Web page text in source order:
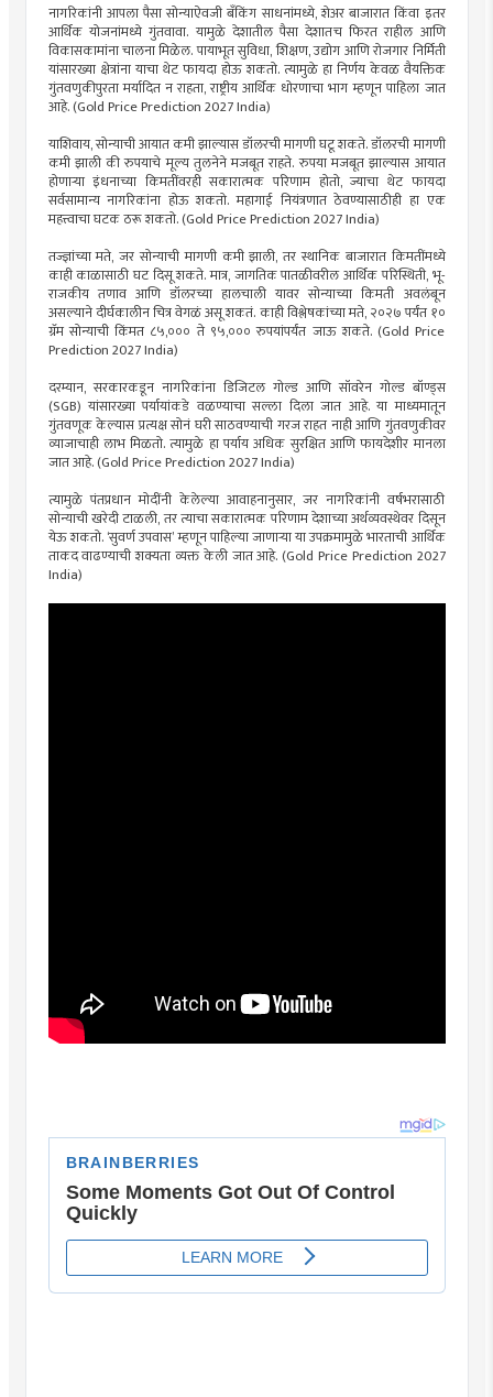
नागरिकांनी आपला पैसा सोन्याऐवजी बँकिंग साधनांमध्ये, शेअर बाजारात किंवा इतर
आर्थिक योजनांमध्ये गुंतवावा. यामुळे देशातील पैसा देशातच फिरत राहील आणि
विकासकामांना चालना मिळेल. पायाभूत सुविधा, शिक्षण, उद्योग आणि रोजगार निर्मिती
यांसारख्या क्षेत्रांना याचा थेट फायदा होऊ शकतो. त्यामुळे हा निर्णय केवळ वैयक्तिक
गुंतवणुकीपुरता मर्यादित न राहता, राष्ट्रीय आर्थिक धोरणाचा भाग म्हणून पाहिला जात
आहे. (Gold Price Prediction 2027 India)
याशिवाय, सोन्याची आयात कमी झाल्यास डॉलरची मागणी घटू शकते. डॉलरची मागणी
कमी झाली की रुपयाचे मूल्य तुलनेने मजबूत राहते. रुपया मजबूत झाल्यास आयात
होणाऱ्या इंधनाच्या किमतींवरही सकारात्मक परिणाम होतो, ज्याचा थेट फायदा
सर्वसामान्य नागरिकांना होऊ शकतो. महागाई नियंत्रणात ठेवण्यासाठीही हा एक
महत्त्वाचा घटक ठरू शकतो. (Gold Price Prediction 2027 India)
तज्ज्ञांच्या मते, जर सोन्याची मागणी कमी झाली, तर स्थानिक बाजारात किमतींमध्ये
काही काळासाठी घट दिसू शकते. मात्र, जागतिक पातळीवरील आर्थिक परिस्थिती, भू-
राजकीय तणाव आणि डॉलरच्या हालचाली यावर सोन्याच्या किमती अवलंबून
असल्याने दीर्घकालीन चित्र वेगळं असू शकतं. काही विश्लेषकांच्या मते, २०२७ पर्यंत १०
ग्रॅम सोन्याची किंमत ८५,००० ते ९५,००० रुपयांपर्यंत जाऊ शकते. (Gold Price
Prediction 2027 India)
दरम्यान, सरकारकडून नागरिकांना डिजिटल गोल्ड आणि सॉवरेन गोल्ड बॉण्ड्स
(SGB) यांसारख्या पर्यायांकडे वळण्याचा सल्ला दिला जात आहे. या माध्यमातून
गुंतवणूक केल्यास प्रत्यक्ष सोनं घरी साठवण्याची गरज राहत नाही आणि गुंतवणुकीवर
व्याजाचाही लाभ मिळतो. त्यामुळे हा पर्याय अधिक सुरक्षित आणि फायदेशीर मानला
जात आहे. (Gold Price Prediction 2027 India)
त्यामुळे पंतप्रधान मोदींनी केलेल्या आवाहनानुसार, जर नागरिकांनी वर्षभरासाठी
सोन्याची खरेदी टाळली, तर त्याचा सकारात्मक परिणाम देशाच्या अर्थव्यवस्थेवर दिसून
येऊ शकतो. ‘सुवर्ण उपवास’ म्हणून पाहिल्या जाणाऱ्या या उपक्रमामुळे भारताची आर्थिक
ताकद वाढण्याची शक्यता व्यक्त केली जात आहे. (Gold Price Prediction 2027
India)